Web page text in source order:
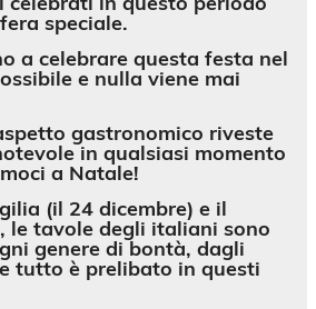
speciale.
a celebrare questa festa nel
e nulla viene mai
gastronomico riveste
in qualsiasi momento
a Natale!
(il 24 dicembre) e il
le tavole degli italiani sono
genere di bontà, dagli
tutto è prelibato in questi